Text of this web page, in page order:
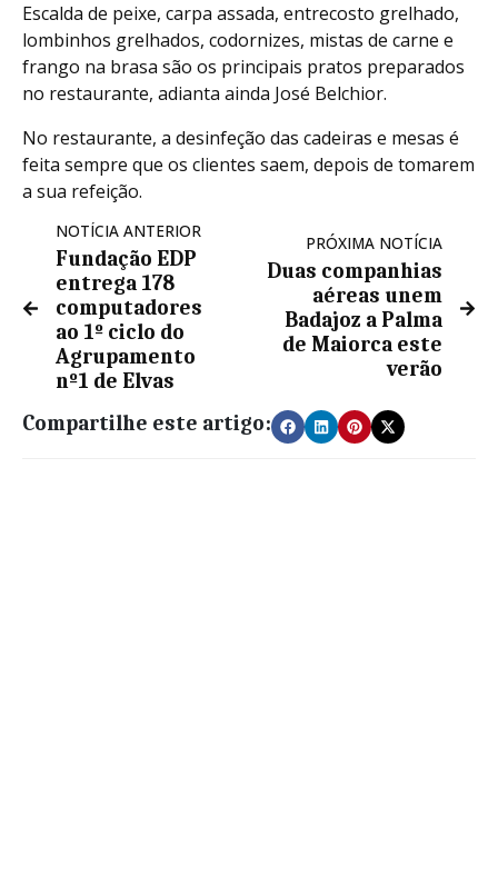
Escalda de peixe, carpa assada, entrecosto grelhado,
lombinhos grelhados, codornizes, mistas de carne e
frango na brasa são os principais pratos preparados
no restaurante, adianta ainda José Belchior.
No restaurante, a desinfeção das cadeiras e mesas é
feita sempre que os clientes saem, depois de tomarem
a sua refeição.
NOTÍCIA ANTERIOR
Fundação EDP
entrega 178
computadores
ao 1º ciclo do
Agrupamento
nº1 de Elvas
PRÓXIMA NOTÍCIA
Duas companhias
aéreas unem
Badajoz a Palma
de Maiorca este
verão
Compartilhe este artigo: